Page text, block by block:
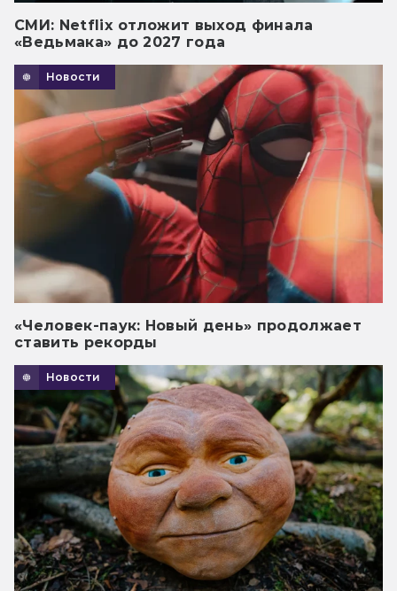
СМИ: Netflix отложит выход финала
«Ведьмака» до 2027 года
Новости
«Человек-паук: Новый день» продолжает
ставить рекорды
Новости